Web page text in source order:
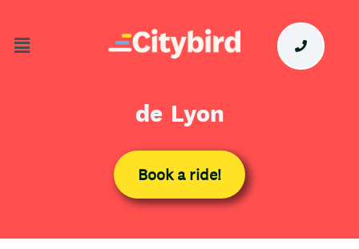
Votre Taxi-Moto à Gare
de Lyon
Book a ride!